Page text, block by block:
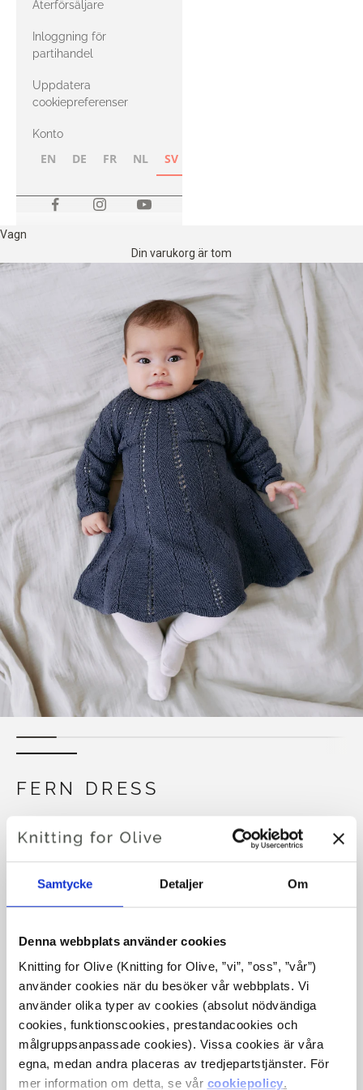
Samtycke Detaljer Om
Denna webbplats använder cookies
Knitting for Olive (Knitting for Olive, ”vi”, ”oss”, ”vår”)
använder cookies när du besöker vår webbplats. Vi
använder olika typer av cookies (absolut nödvändiga
cookies, funktionscookies, prestandacookies och
målgruppsanpassade cookies). Vissa cookies är våra
egna, medan andra placeras av tredjepartstjänster. För
mer information om detta, se vår cookiepolicy.
med Heavy
Merino
Återförsäljare
Inloggning för
partihandel
Uppdatera
cookiepreferenser
Konto
EN DE FR NL SV
Vagn
Din varukorg är tom
FERN DRESS
SPRÅKET
JAG SKULLE VILJA KÖPA GARN TILL MÖNSTRET
6 MÅNADER 12 MÅNADER 2 ÅR